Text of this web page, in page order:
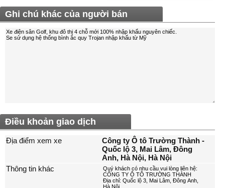
Ghi chú khác của người bán
Điều khoản giao dịch
Địa điểm xem xe
Công ty Ô tô Trường Thành -
Quốc lộ 3, Mai Lâm, Đông
Anh, Hà Nội, Hà Nội
Thông tin khác